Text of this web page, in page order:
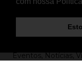
© Copyright
Eventos, Notícias,